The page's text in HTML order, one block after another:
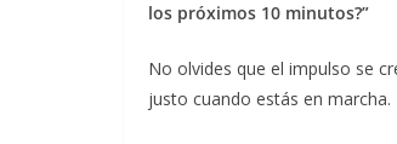
los próximos 10 minutos?”
No olvides que el impulso se
justo cuando estás en marcha.